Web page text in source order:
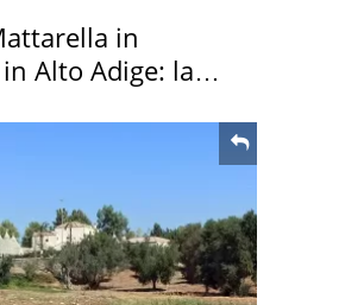
in
Alto Adige: la